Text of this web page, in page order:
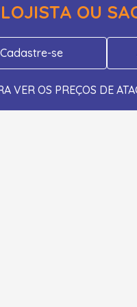
LOJISTA OU
Cadastre-se
VER OS PREÇOS DE